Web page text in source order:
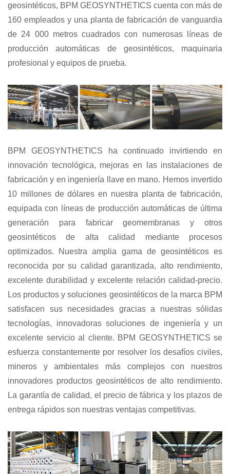
geosintéticos, BPM GEOSYNTHETICS cuenta con más de
160 empleados y una planta de fabricación de vanguardia
de 24 000 metros cuadrados con numerosas líneas de
producción automáticas de geosintéticos, maquinaria
profesional y equipos de prueba.
BPM GEOSYNTHETICS ha continuado invirtiendo en
innovación tecnológica, mejoras en las instalaciones de
fabricación y en ingeniería llave en mano. Hemos invertido
10 millones de dólares en nuestra planta de fabricación,
equipada con líneas de producción automáticas de última
generación para fabricar geomembranas y otros
geosintéticos de alta calidad mediante procesos
optimizados. Nuestra amplia gama de geosintéticos es
reconocida por su calidad garantizada, alto rendimiento,
excelente durabilidad y excelente relación calidad-precio.
Los productos y soluciones geosintéticos de la marca BPM
satisfacen sus necesidades gracias a nuestras sólidas
tecnologías, innovadoras soluciones de ingeniería y un
excelente servicio al cliente. BPM GEOSYNTHETICS se
esfuerza constantemente por resolver los desafíos civiles,
mineros y ambientales más complejos con nuestros
innovadores productos geosintéticos de alto rendimiento.
La garantía de calidad, el precio de fábrica y los plazos de
entrega rápidos son nuestras ventajas competitivas.